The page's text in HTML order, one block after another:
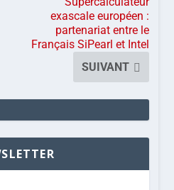
exascale européen :
partenariat entre le
Français SiPearl et Intel
SUIVANT